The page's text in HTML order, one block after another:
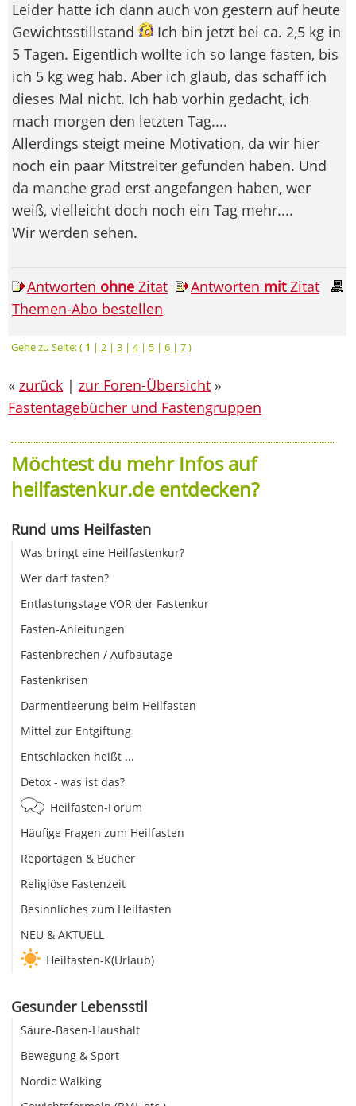
Leider hatte ich dann auch von gestern auf heute
Gewichtsstillstand
Ich bin jetzt bei ca. 2,5 kg in
5 Tagen. Eigentlich wollte ich so lange fasten, bis
ich 5 kg weg hab. Aber ich glaub, das schaff ich
dieses Mal nicht. Ich hab vorhin gedacht, ich
mach morgen den letzten Tag....
Allerdings steigt meine Motivation, da wir hier
noch ein paar Mitstreiter gefunden haben. Und
da manche grad erst angefangen haben, wer
weiß, vielleicht doch noch ein Tag mehr....
Wir werden sehen.
Antworten ohne Zitat Antworten mitZitat
Themen-Abo bestellen
Gehe zu Seite: ( 1 | 2 | 3 | 4| 5 | 6 | 7)
« zurück | zur Foren-Übersicht »
Fastentagebücher und Fastengruppen
Möchtest du mehr Infos auf
heilfastenkur.de entdecken?
Rund ums Heilfasten
Was bringt eine Heilfastenkur?
Wer darf fasten?
Entlastungstage VOR der Fastenkur
Fasten-Anleitungen
Fastenbrechen / Aufbautage
Fastenkrisen
Darmentleerung beim Heilfasten
Mittel zur Entgiftung
Entschlacken heißt ...
Detox - was ist das?
Heilfasten-Forum
Häufige Fragen zum Heilfasten
Reportagen & Bücher
Religiöse Fastenzeit
Besinnliches zum Heilfasten
NEU & AKTUELL
Heilfasten-K(Urlaub)
Gesunder Lebensstil
Säure-Basen-Haushalt
Bewegung & Sport
Nordic Walking